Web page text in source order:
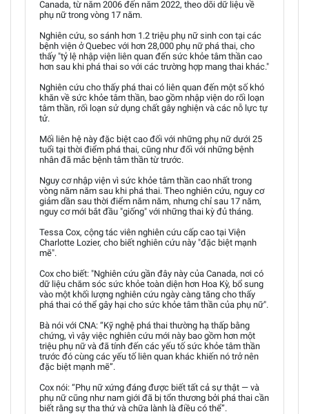
Canada, từ năm 2006 đến năm 2022, theo dõi dữ liệu về
phụ nữ trong vòng 17 năm.
Nghiên cứu, so sánh hơn 1.2 triệu phụ nữ sinh con tại các
bệnh viện ở Quebec với hơn 28,000 phụ nữ phá thai, cho
thấy "tỷ lệ nhập viện liên quan đến sức khỏe tâm thần cao
hơn sau khi phá thai so với các trường hợp mang thai khác."
Nghiên cứu cho thấy phá thai có liên quan đến một số khó
khăn về sức khỏe tâm thần, bao gồm nhập viện do rối loạn
tâm thần, rối loạn sử dụng chất gây nghiện và các nỗ lực tự
tử.
Mối liên hệ này đặc biệt cao đối với những phụ nữ dưới 25
tuổi tại thời điểm phá thai, cũng như đối với những bệnh
nhân đã mắc bệnh tâm thần từ trước.
Nguy cơ nhập viện vì sức khỏe tâm thần cao nhất trong
vòng năm năm sau khi phá thai. Theo nghiên cứu, nguy cơ
giảm dần sau thời điểm năm năm, nhưng chỉ sau 17 năm,
nguy cơ mới bắt đầu "giống" với những thai kỳ đủ tháng.
Tessa Cox, cộng tác viên nghiên cứu cấp cao tại Viện
Charlotte Lozier, cho biết nghiên cứu này "đặc biệt mạnh
mẽ".
Cox cho biết: "Nghiên cứu gần đây này của Canada, nơi có
dữ liệu chăm sóc sức khỏe toàn diện hơn Hoa Kỳ, bổ sung
vào một khối lượng nghiên cứu ngày càng tăng cho thấy
phá thai có thể gây hại cho sức khỏe tâm thần của phụ nữ".
Bà nói với CNA: “Kỹ nghệ phá thai thường hạ thấp bằng
chứng, vì vậy việc nghiên cứu mới này bao gồm hơn một
triệu phụ nữ và đã tính đến các yếu tố sức khỏe tâm thần
trước đó cùng các yếu tố liên quan khác khiến nó trở nên
đặc biệt mạnh mẽ”.
Cox nói: “Phụ nữ xứng đáng được biết tất cả sự thật — và
phụ nữ cũng như nam giới đã bị tổn thương bởi phá thai cần
biết rằng sự tha thứ và chữa lành là điều có thể”.